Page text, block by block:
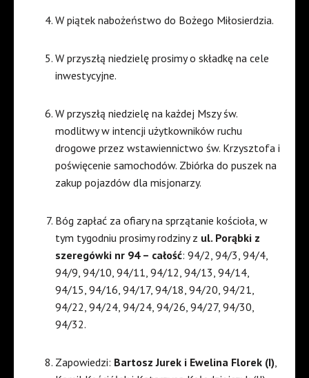
W piątek nabożeństwo do Bożego Miłosierdzia.
W przyszłą niedzielę prosimy o składkę na cele
inwestycyjne.
W przyszłą niedzielę na każdej Mszy św.
modlitwy w intencji użytkowników ruchu
drogowe przez wstawiennictwo św. Krzysztofa i
poświęcenie samochodów. Zbiórka do puszek na
zakup pojazdów dla misjonarzy.
Bóg zapłać za ofiary na sprzątanie kościoła, w
tym tygodniu prosimy rodziny z ul. Porąbki z
szeregówki nr 94 – całość: 94/2, 94/3, 94/4,
94/9, 94/10, 94/11, 94/12, 94/13, 94/14,
94/15, 94/16, 94/17, 94/18, 94/20, 94/21,
94/22, 94/24, 94/24, 94/26, 94/27, 94/30,
94/32.
Zapowiedzi: Bartosz Jurek i Ewelina Florek (I),